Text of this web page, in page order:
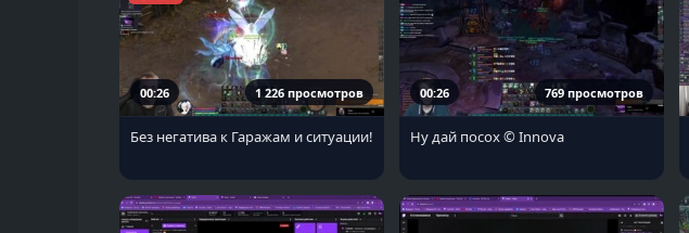
00:26 1 226 просмотров
Без негатива к Гаражам и ситуации!
00:26 769 просмотров
Ну дай посох © Innova